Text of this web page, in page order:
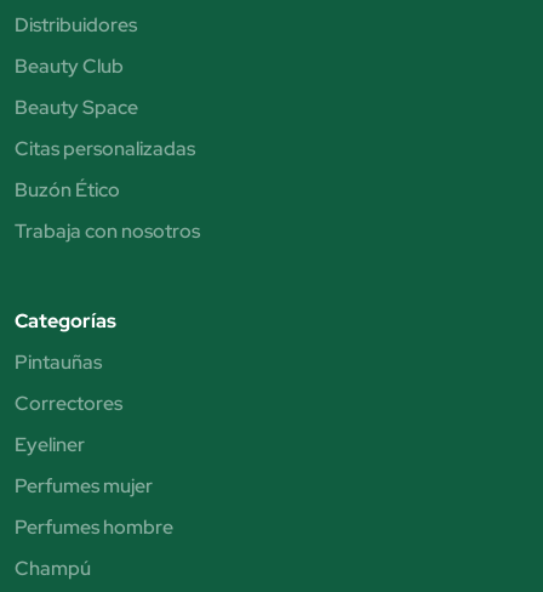
Distribuidores
Beauty Club
Beauty Space
Citas personalizadas
Buzón Ético
Trabaja con nosotros
Categorías
Pintauñas
Correctores
Eyeliner
Perfumes mujer
Perfumes hombre
Champú